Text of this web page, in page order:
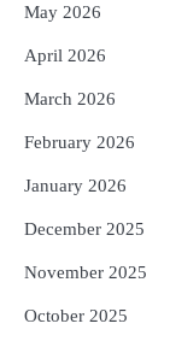
5
May 2026
April 2026
March 2026
February 2026
January 2026
December 2025
November 2025
October 2025